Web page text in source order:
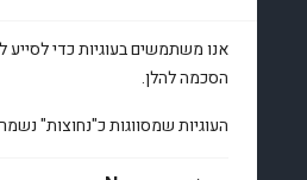
אנו משתמשים בעוגיות כדי לסייע
הסכמה להלן.
העוגיות שמסווגות כ"נחוצות"